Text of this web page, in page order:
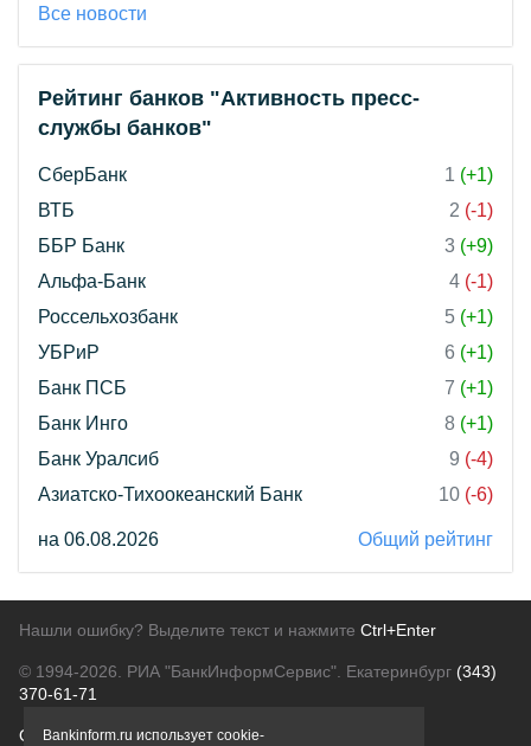
Все новости
Рейтинг банков "Активность пресс-
службы банков"
СберБанк 1 (+1)
ВТБ
2 (-1)
ББР Банк
3 (+9)
Альфа-Банк
4 (-1)
Россельхозбанк
5 (+1)
УБРиР
6 (+1)
Банк ПСБ
7 (+1)
Банк Инго
8 (+1)
Банк Уралсиб
9 (-4)
Азиатско-Тихоокеанский Банк
10 (-6)
на 06.08.2026 Общий рейтинг
Нашли ошибку? Выделите текст и нажмите Ctrl+Enter
© 1994-2026. РИА "БанкИнформСервис". Екатеринбург (343)
370-61-71
О проектеПолитика конфиденциальности
Bankinform.ru использует cookie-